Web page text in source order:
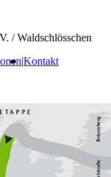
/ Waldschlösschen
|Kontakt